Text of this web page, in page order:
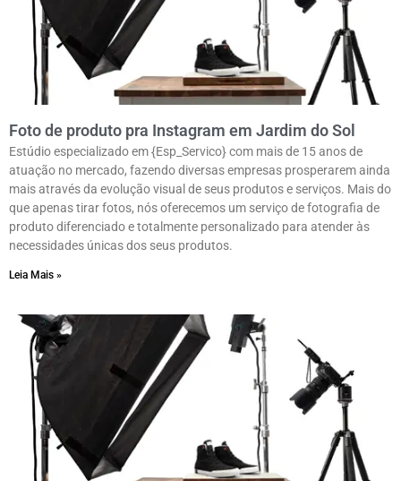
Foto de produto pra Instagram em Jardim do Sol
Estúdio especializado em {Esp_Servico} com mais de 15 anos de
atuação no mercado, fazendo diversas empresas prosperarem ainda
mais através da evolução visual de seus produtos e serviços. Mais do
que apenas tirar fotos, nós oferecemos um serviço de fotografia de
produto diferenciado e totalmente personalizado para atender às
necessidades únicas dos seus produtos.
Leia Mais »